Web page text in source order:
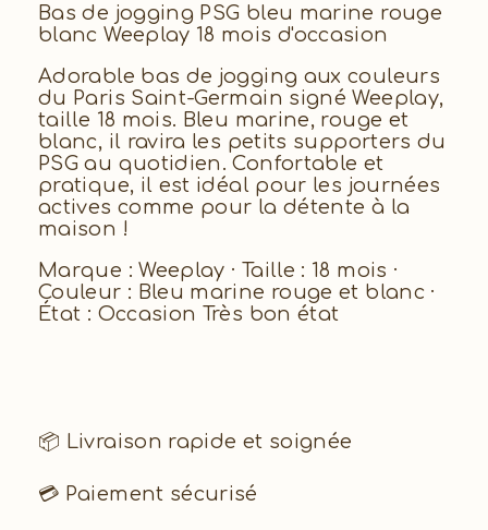
Bas de jogging PSG bleu marine rouge
blanc Weeplay 18 mois d'occasion
Adorable bas de jogging aux couleurs
du Paris Saint-Germain signé Weeplay,
taille 18 mois. Bleu marine, rouge et
blanc, il ravira les petits supporters du
PSG au quotidien. Confortable et
pratique, il est idéal pour les journées
actives comme pour la détente à la
maison !
Marque : Weeplay · Taille : 18 mois ·
Couleur : Bleu marine rouge et blanc ·
État : Occasion Très bon état
📦 Livraison rapide et soignée
💳 Paiement sécurisé